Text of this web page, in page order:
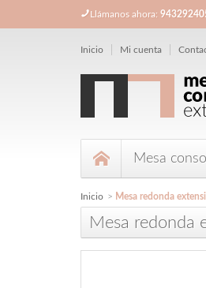
Llámanos ahora:
Inicio Mi cuenta
Mesa
Inicio > Mesa redonda
Mesa redonda